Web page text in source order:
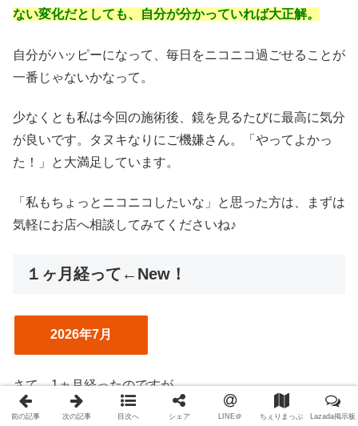
ない変化だとしても、自分が分かっていれば大正解。
自分がハッピーになって、毎日をニコニコ過ごせることが
一番じゃないかなって。
少なくとも私は今回の施術後、鏡を見るたびに最高に気分
が良いです。タヌキなりにご機嫌さん。「やってよかっ
た！」と大満足しています。
「私もちょっとニコニコしたいな」と思った方は、まずは
気軽にお店へ相談してみてくださいね♪
１ヶ月経って←New！
2026年7月
さて、1ヵ月経ったのですが。
あのですね、あくまで当社比でって話なのですが。
前の記事 次の記事 目次へ シェア LINE＠ ちぇりまっぷ Lazada掲示板